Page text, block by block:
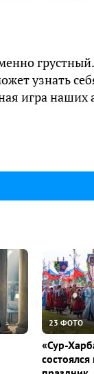
узнать
игра наших
23 ФОТО
«Сур-